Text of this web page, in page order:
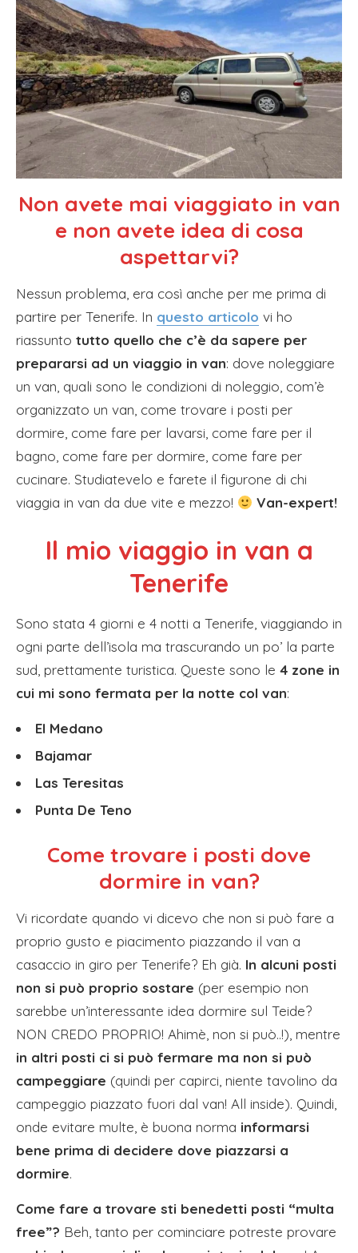
Non avete mai viaggiato in van
e non avete idea di cosa
aspettarvi?
Nessun problema, era così anche per me prima di
partire per Tenerife. In questo articolo vi ho
riassunto tutto quello che c’è da sapere per
prepararsi ad un viaggio in van: dove noleggiare
un van, quali sono le condizioni di noleggio, com’è
organizzato un van, come trovare i posti per
dormire, come fare per lavarsi, come fare per il
bagno, come fare per dormire, come fare per
cucinare. Studiatevelo e farete il figurone di chi
viaggia in van da due vite e mezzo!
Van-expert!
Il mio viaggio in van a
Tenerife
Sono stata 4 giorni e 4 notti a Tenerife, viaggiando in
ogni parte dell’isola ma trascurando un po’ la parte
sud, prettamente turistica. Queste sono le 4 zone in
cui mi sono fermata per la notte col van:
El Medano
Bajamar
Las Teresitas
Punta De Teno
Come trovare i posti dove
dormire in van?
Vi ricordate quando vi dicevo che non si può fare a
proprio gusto e piacimento piazzando il van a
casaccio in giro per Tenerife? Eh già. In alcuni posti
non si può proprio sostare (per esempio non
sarebbe un’interessante idea dormire sul Teide?
NON CREDO PROPRIO! Ahimè, non si può..!), mentre
in altri posti ci si può fermare ma non si può
campeggiare (quindi per capirci, niente tavolino da
campeggio piazzato fuori dal van! All inside). Quindi,
onde evitare multe, è buona norma informarsi
bene prima di decidere dove piazzarsi a
dormire.
Come fare a trovare sti benedetti posti “multa
free”? Beh, tanto per cominciare potreste provare